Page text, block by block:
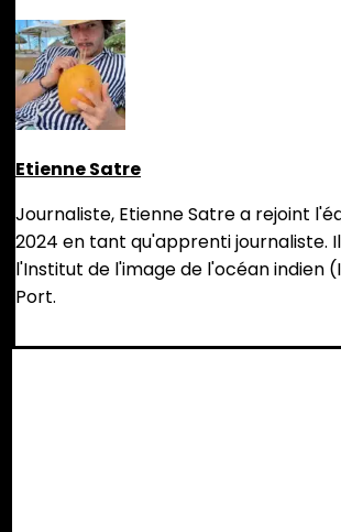
Etienne Satre
Journaliste, Etienne Satre a rejoint
2024 en tant qu'apprenti journaliste.
l'Institut de l'image de l'océan indien
Port.